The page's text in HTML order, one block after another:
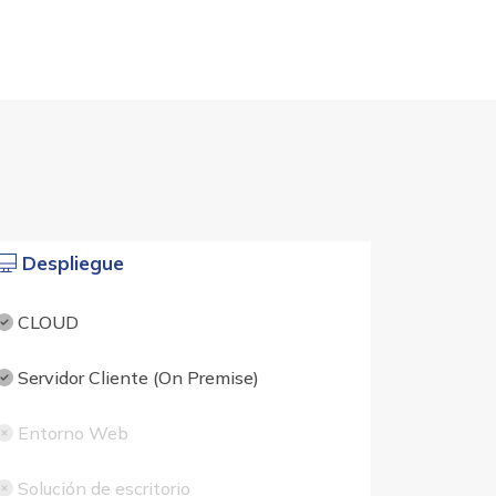
Despliegue
CLOUD
Servidor Cliente (On Premise)
Entorno Web
Solución de escritorio